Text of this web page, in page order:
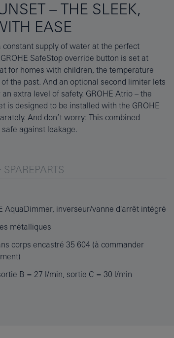
– THE SLEEK,
EASE
against leakage.
AquaDimmer, inverseur/vanne d'arrêt intégré
métalliques
corps encastré 35 604 (à commander
B = 27 l/min, sortie C = 30 l/min